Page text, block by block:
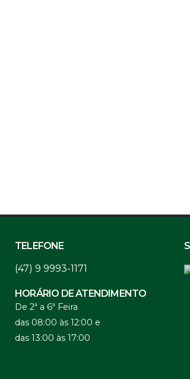
TELEFONE
(47) 9 9993-1171
HORÁRIO DE ATENDIMENTO
De 2ª a 6ª Feira
das 08:00 às 12:00 e
das 13:00 às 17:00